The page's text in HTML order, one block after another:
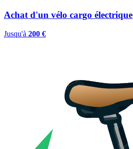
Achat d'un vélo cargo électrique
Jusqu'à 200 €